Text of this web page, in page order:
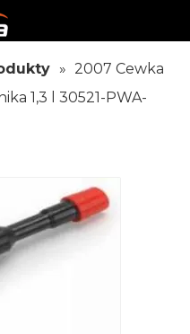
» 2007 Cewka
1,3 l 30521-PWA-